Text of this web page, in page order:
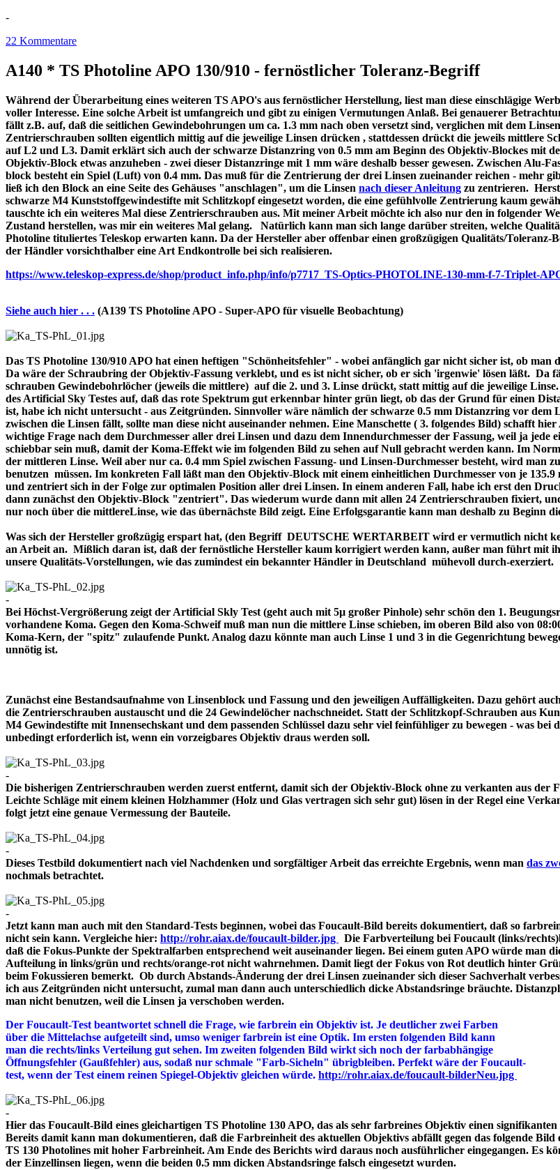
-
22 Kommentare
A140 * TS Photoline APO 130/910 - fernöstlicher Toleranz-Begriff
Während der Überarbeitung eines weiteren TS APO's aus fernöstlicher Herstellung, liest man diese einschlägige
voller Interesse. Eine solche Arbeit ist umfangreich und gibt zu einigen Vermutungen Anlaß. Bei genauerer
fällt z.B. auf, daß die seitlichen Gewindebohrungen um ca. 1.3 mm nach oben versetzt sind, verglichen mit dem
Zentrierschrauben sollten eigentlich mittig auf die jeweilige Linsen drücken , stattdessen drückt die jeweils mittlere
auf L2 und L3. Damit erklärt sich auch der schwarze Distanzring von 0.5 mm am Beginn des Objektiv-Blockes mit
Objektiv-Block etwas anzuheben - zwei dieser Distanzringe mit 1 mm wäre deshalb besser gewesen. Zwischen Alu-
block besteht ein Spiel (Luft) von 0.4 mm. Das muß für die Zentrierung der drei Linsen zueinander reichen - mehr
ließ ich den Block an eine Seite des Gehäuses "anschlagen", um die Linsen nach dieser Anleitung zu zentrieren.
schwarze M4 Kunststoffgewindestifte mit Schlitzkopf eingesetzt worden, die eine gefühlvolle Zentrierung kaum
tauschte ich ein weiteres Mal diese Zentrierschrauben aus. Mit meiner Arbeit möchte ich also nur den in folgender
Zustand herstellen, was mir ein weiteres Mal gelang. Natürlich kann man sich lange darüber streiten, welche
Photoline tituliertes Teleskop erwarten kann. Da der Hersteller aber offenbar einen großzügigen Qualitäts/Toleranz-
der Händler vorsichthalber eine Art Endkontrolle bei sich realisieren.
https://www.teleskop-express.de/shop/product_info.php/info/p7717_TS-Optics-PHOTOLINE-130-mm-f-7-Triplet-
Siehe auch hier . . . (A139 TS Photoline APO - Super-APO für visuelle Beobachtung)
Das TS Photoline 130/910 APO hat einen heftigen "Schönheitsfehler" - wobei anfänglich gar nicht sicher ist, ob man
Da wäre der Schraubring der Objektiv-Fassung verklebt, und es ist nicht sicher, ob er sich 'irgenwie' lösen läßt. Da
schrauben Gewindebohrlöcher (jeweils die mittlere) auf die 2. und 3. Linse drückt, statt mittig auf die jeweilige
des Artificial Sky Testes auf, daß das rote Spektrum gut erkennbar hinter grün liegt, ob das der Grund für einen
ist, habe ich nicht untersucht - aus Zeitgründen. Sinnvoller wäre nämlich der schwarze 0.5 mm Distanzring vor dem
zwischen die Linsen fällt, sollte man diese nicht auseinander nehmen. Eine Manschette ( 3. folgendes Bild) schafft
wichtige Frage nach dem Durchmesser aller drei Linsen und dazu dem Innendurchmesser der Fassung, weil ja jede
schiebbar sein muß, damit der Koma-Effekt wie im folgenden Bild zu sehen auf Null gebracht werden kann. Im
der mittleren Linse. Weil aber nur ca. 0.4 mm Spiel zwischen Fassung- und Linsen-Durchmesser besteht, wird man
benutzen müssen. Im konkreten Fall läßt man den Objektiv-Block mit einem einheitlichen Durchmesser von je
und zentriert sich in der Folge zur optimalen Position aller drei Linsen. In einem anderen Fall, habe ich erst den
dann zunächst den Objektiv-Block "zentriert". Das wiederum wurde dann mit allen 24 Zentrierschrauben fixiert,
nur noch über die mittlereLinse, wie das übernächste Bild zeigt. Eine Erfolgsgarantie kann man deshalb zu Beginn
Was sich der Hersteller großzügig erspart hat, (den Begriff DEUTSCHE WERTARBEIT wird er vermutlich nicht
an Arbeit an. Mißlich daran ist, daß der fernöstliche Hersteller kaum korrigiert werden kann, außer man führt mit
unsere Qualitäts-Vorstellungen, wie das zumindest ein bekannter Händler in Deutschland mühevoll durch-
-
Bei Höchst-Vergrößerung zeigt der Artificial Skly Test (geht auch mit 5µ großer Pinhole) sehr schön den 1.
vorhandene Koma. Gegen den Koma-Schweif muß man nun die mittlere Linse schieben, im oberen Bild also von
Koma-Kern, der "spitz" zulaufende Punkt. Analog dazu könnte man auch Linse 1 und 3 in die Gegenrichtung
unnötig ist.
Zunächst eine Bestandsaufnahme von Linsenblock und Fassung und den jeweiligen Auffälligkeiten. Dazu gehört
die Zentrierschrauben austauscht und die 24 Gewindelöcher nachschneidet. Statt der Schlitzkopf-Schrauben aus
M4 Gewindestifte mit Innensechskant und dem passenden Schlüssel dazu sehr viel feinfühliger zu bewegen - was bei
unbedingt erforderlich ist, wenn ein vorzeigbares Objektiv draus werden soll.
-
Die bisherigen Zentrierschrauben werden zuerst entfernt, damit sich der Objektiv-Block ohne zu verkanten aus der
Leichte Schläge mit einem kleinen Holzhammer (Holz und Glas vertragen sich sehr gut) lösen in der Regel eine
folgt jetzt eine genaue Vermessung der Bauteile.
-
Dieses Testbild dokumentiert nach viel Nachdenken und sorgfältiger Arbeit das erreichte Ergebnis, wenn man das
nochmals betrachtet.
-
Jetzt kann man auch mit den Standard-Tests beginnen, wobei das Foucault-Bild bereits dokumentiert, daß so
nicht sein kann. Vergleiche hier: http://rohr.aiax.de/foucault-bilder.jpg
Die Farbverteilung bei Foucault (links/
daß die Fokus-Punkte der Spektralfarben entsprechend weit auseinander liegen. Bei einem guten APO würde man
Aufteilung in links/grün und rechts/orange-rot nicht wahrnehmen. Damit liegt der Fokus von Rot deutlich hinter
beim Fokussieren bemerkt. Ob durch Abstands-Änderung der drei Linsen zueinander sich dieser Sachverhalt
ich aus Zeitgründen nicht untersucht, zumal man dann auch unterschiedlich dicke Abstandsringe bräuchte.
man nicht benutzen, weil die Linsen ja verschoben werden.
Der Foucault-Test beantwortet schnell die Frage, wie farbrein ein Objektiv ist. Je deutlicher zwei Farben
über die Mittelachse aufgeteilt sind, umso weniger farbrein ist eine Optik. Im ersten folgenden Bild kann
man die rechts/links Verteilung gut sehen. Im zweiten folgenden Bild wirkt sich noch der farbabhängige
Öffnungsfehler (Gaußfehler) aus, sodaß nur schmale "Farb-Sicheln" übrigbleiben. Perfekt wäre der Foucault-
test, wenn der Test einem reinen Spiegel-Objektiv gleichen würde. http://rohr.aiax.de/foucault-bilderNeu.jpg
-
Hier das Foucault-Bild eines gleichartigen TS Photoline 130 APO, das als sehr farbreines Objektiv einen
Bereits damit kann man dokumentieren, daß die Farbreinheit des aktuellen Objektivs abfällt gegen das folgende Bild
TS 130 Photolines mit hoher Farbreinheit. Am Ende des Berichts wird daraus noch ausführlicher eingegangen. Es
der Einzellinsen liegen, wenn die beiden 0.5 mm dicken Abstandsringe falsch eingesetzt wurden.